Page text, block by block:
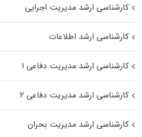
کارشناسی ارشد مدیریت اجرایی
کارشناسی ارشد اطلاعات
کارشناسی ارشد مدیریت دفاعی ۱
کارشناسی ارشد مدیریت دفاعی ۲
کارشناسی ارشد مدیریت بحران